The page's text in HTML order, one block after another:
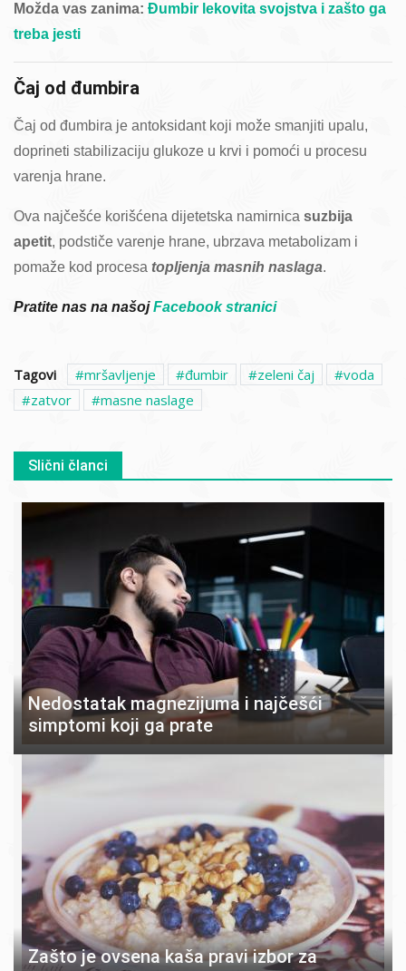
Možda vas zanima: Đumbir lekovita svojstva i zašto ga
treba jesti
Čaj od đumbira
Čaj od đumbira je antoksidant koji može smanjiti upalu,
doprineti stabilizaciju glukoze u krvi i pomoći u procesu
varenja hrane.
Ova najčešće korišćena dijetetska namirnica suzbija
apetit, podstiče varenje hrane, ubrzava metabolizam i
pomaže kod procesa topljenja masnih naslaga.
Pratite nas na našojFacebook stranici
Tagovi mršavljenje đumbir zeleni čaj
voda
zatvor
masne naslage
Slični članci
Nedostatak magnezijuma i najčešći
simptomi koji ga prate
Zašto je ovsena kaša pravi izbor za